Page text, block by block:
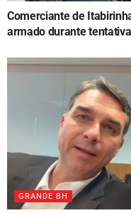
Comerciante de
armado durante
GRANDE BH